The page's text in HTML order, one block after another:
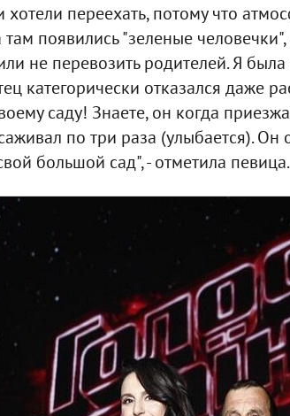
переехать, потому что
там появились "зеленые
не перевозить родителей. Я
категорически отказался даже
саду! Знаете, он когда
по три раза (улыбается). Он
большой сад", - отметила певица.